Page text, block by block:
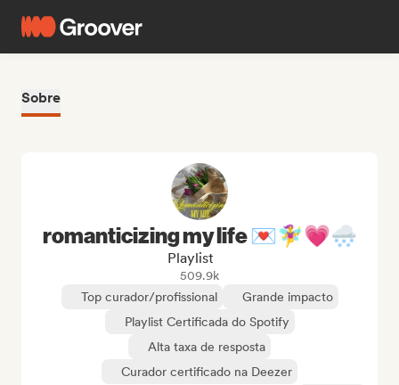
Sobre
romanticizing my life 💌🧚‍♀️💗🌨
Playlist
509.9k
Top curador/profissional
Grande impacto
Playlist Certificada do Spotify
Alta taxa de resposta
Curador certificado na Deezer